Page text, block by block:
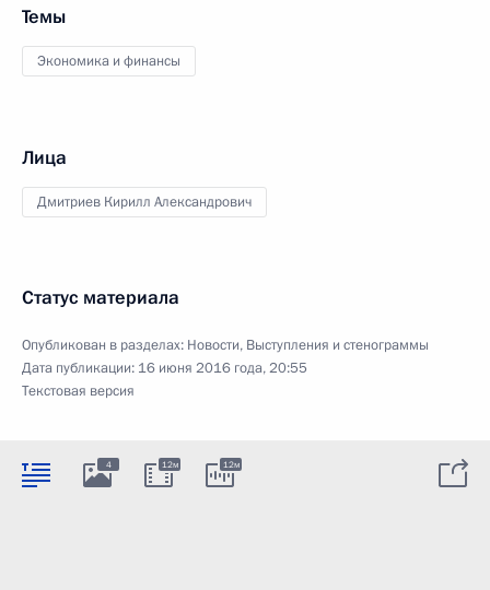
Темы
Экономика и финансы
Лица
Дмитриев Кирилл Александрович
Статус материала
Опубликован в разделах: Новости, Выступления и стенограммы
Дата публикации: 16 июня 2016 года, 20:55
Текстовая версия
4 12м 12м